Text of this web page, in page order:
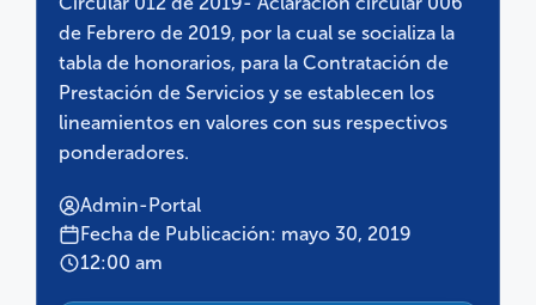
de Febrero de 2019, por la cual se socializa la
tabla de honorarios, para la Contratación de
Prestación de Servicios y se establecen los
lineamientos en valores con sus respectivos
ponderadores.
Admin-Portal
Fecha de Publicación: mayo 30, 2019
12:00 am